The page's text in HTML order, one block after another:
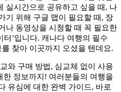
실시간으로 공유하고 싶을 때, 나
기 위해 구글 맵이 필요할 때, 장
나 동영상을 시청할 때 꼭 필요한
터’입니다. 캐나다 여행의 필수
찾아 이곳까지 오셨을 텐데요.
와 구매 방법, 심교체 없이 사용
한 정보까지! 여러분들의 여행을
유심에 대한 완벽 가이드, 바로